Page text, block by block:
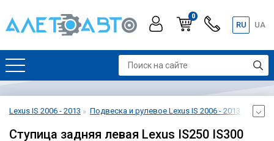
0
RU UA
Lexus IS 2006 - 2013 Подвеска и рулевое Lexus IS 2006 - 2013
Ступица задняя левая Lexus IS250 IS300